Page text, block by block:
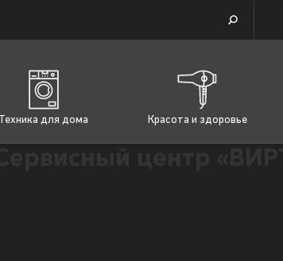
Техника для дома Красота и здоровье